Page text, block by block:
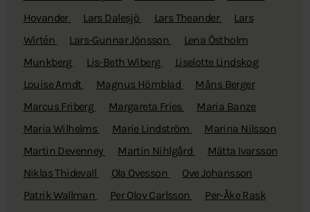
Hovander
Lars Dalesjö Lars Theander
Lars
Wirtén
Lars-Gunnar Jönsson
Lena Östholm
Munkberg
Lis-Beth Wiberg
Liselotte Lindskog
Louise Arndt
Magnus Hörnblad
Måns Berger
Marcus Friberg
Margareta Fries
Maria Banze
Maria Wilhelms
Marie Lindström
Marina Nilsson
Martin Devenney
Martin Nihlgård
Mätta Ivarsson
Niklas Thidevall
Ola Ovesson
Ove Johansson
Patrik Wallman
Per Olov Carlsson
Per-Åke Rask